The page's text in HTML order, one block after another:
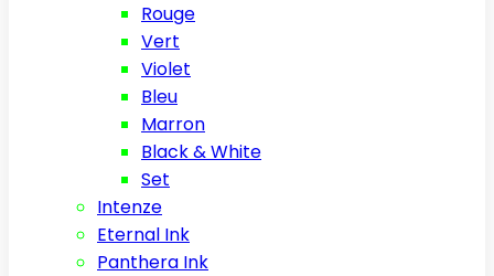
Rouge
Vert
Violet
Bleu
Marron
Black & White
Set
Intenze
Eternal Ink
Panthera Ink